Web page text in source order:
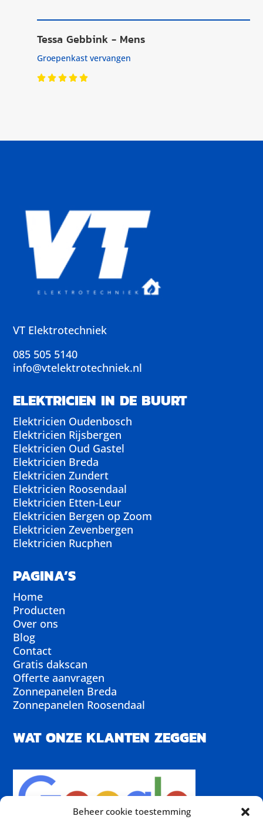
Beheer cookie toestemming
Tessa Gebbink - Mens
Groepenkast vervangen
VT Elektrotechniek
085 505 5140
info@vtelektrotechniek.nl
ELEKTRICIEN IN DE BUURT
Elektricien Oudenbosch
Elektricien Rijsbergen
Elektricien Oud Gastel
Elektricien Breda
Elektricien Zundert
Elektricien Roosendaal
Elektricien Etten-Leur
Elektricien Bergen op Zoom
Elektricien Zevenbergen
Elektricien Rucphen
PAGINA’S
Home
Producten
Over ons
Blog
Contact
Gratis dakscan
Offerte aanvragen
Zonnepanelen Breda
Zonnepanelen Roosendaal
WAT ONZE KLANTEN ZEGGEN